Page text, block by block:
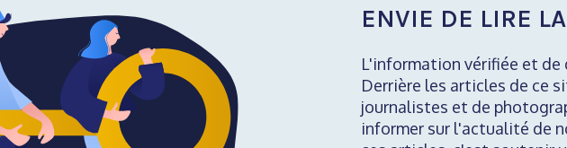
ENVIE DE LIRE
L'information vérifiée et
Derrière les articles de ce
journalistes et de
informer sur l'actualité de